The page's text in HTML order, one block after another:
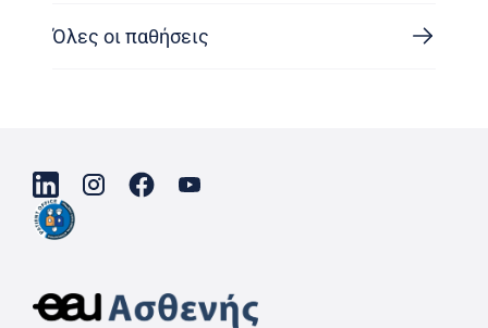
Όλες οι παθήσεις